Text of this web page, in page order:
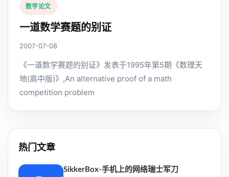
数学论文
一道数学赛题的别证
2007-07-08
《一道数学赛题的别证》发表于1995年第5期《数理天
地(高中版)》,An alternative proof of a math
competition problem
热门文章
SikkerBox-手机上的网络瑞士军刀